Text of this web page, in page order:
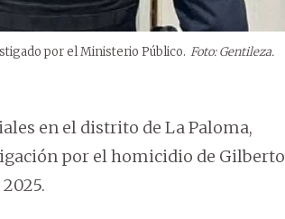
por el Ministerio Público. Foto: Gentileza.
en el distrito de La Paloma,
por el homicidio de Gilberto